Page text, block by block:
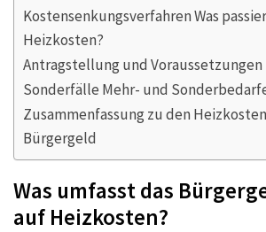
Kostensenkungsverfahren Was
Heizkosten?
Antragstellung und Voraussetzungen
Sonderfälle Mehr- und
Zusammenfassung zu den
Bürgergeld
Was umfasst das
auf Heizkosten?